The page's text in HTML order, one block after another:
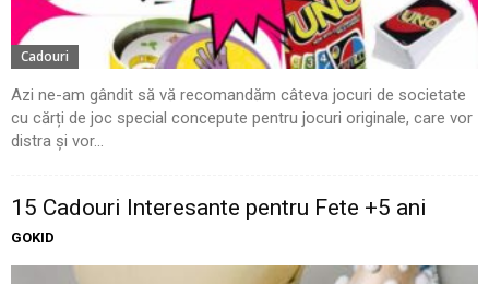
Cadouri
Azi ne-am gândit să vă recomandăm câteva jocuri de societate
cu cărți de joc special concepute pentru jocuri originale, care vor
distra și vor...
15 Cadouri Interesante pentru Fete +5 ani
GOKID